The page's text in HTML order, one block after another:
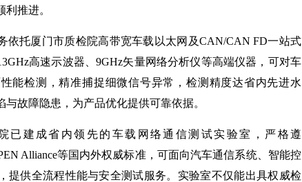
推进。
依托厦门市质检院高带宽车载以太网及CAN/CAN FD一站式
高速示波器、9GHz矢量网络分析仪等高端仪器，可对车
能检测，精准捕捉细微信号异常，检测精度达省内先进水
故障隐患，为产品优化提供可靠依据。
已建成省内领先的车载网络通信测试实验室，严格遵
Alliance等国内外权威标准，可面向汽车通信系统、智能控
提供全流程性能与安全测试服务。实验室不仅能出具权威检